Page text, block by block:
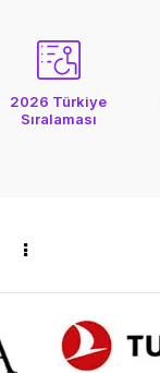
2026 Türkiye
Sıralaması